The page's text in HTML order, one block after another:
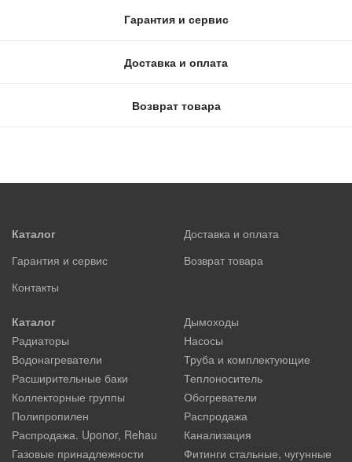
Гарантия и сервис
Доставка и оплата
Возврат товара
Каталог
Доставка и оплата
Гарантия и сервис
Возврат товара
Контакты
Каталог
Дымоходы
Радиаторы
Насосы
Водонагреватели
Труба и комплектующие
Расширительные баки
Теплоноситель
Коллекторные группы
Обогреватели
Полипропилен
Распродажа
Распродажа. Uponor, Rehau
Канализация
Газовые принадлежности
Фитинги стальные, чугунные